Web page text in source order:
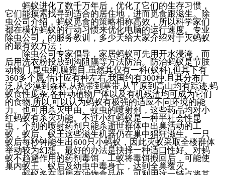
蚂蚁进化了数千万年后，优化了它们的生存习惯，
它们能摸索找寻到适合的居住地，进而觅食跟滋生。除
虫公司介绍，蚂蚁觅食的策略相称高效，所以科学家们
都在模仿蚂蚁的行动习惯来优化电脑的运行速度。专业
除虫公司，的服务教训，多少天给大家介绍对于灭蚂蚁
的最有效方法：
除虫公司专家倡导，家居蚂蚁可先用开水浸淹，而
后用洗衣粉投放到沟阻隔等方法防治。防治蚂蚁是节肢
动物门,昆虫纲,膜翅目.虽然其仅有一科(蚁科),但其下有
360多个属,估计应有种左右,我国约有300种.且其分布广
泛,从沙漠到森林,从热带到寒带,从平原到高山均有踪迹.蚂
蚁食性庞杂,各种动植物尸体以及有机残渣均可成为它们
的食物.所以,可以认为蚂蚁有极强的适应不同环境的能
力。也可用杀灭甲由、蚊虫的喷射剂，这些药品均对小
红蚂蚁有杀灭功能。不过小红蚂蚁是一种半社会性昆
虫，个别的喷射药剂只能杀逝世群体中出巢活动的工
蚁，蚁后、蚁王这些滋生机器仍在巢中猖狂滋生。一只
蚁后每秒钟能生出600只小蚂蚁，因此灭蚁采取全楼群体
举动较为幻想。最好的办法是抉择一种适口性好、对蚂
蚁不趋避作用的药剂毒饵，工蚁将毒饵搬回后，可能使
巢内蚁王、蚁后及幼虫中毒身亡，达到全巢覆灭。